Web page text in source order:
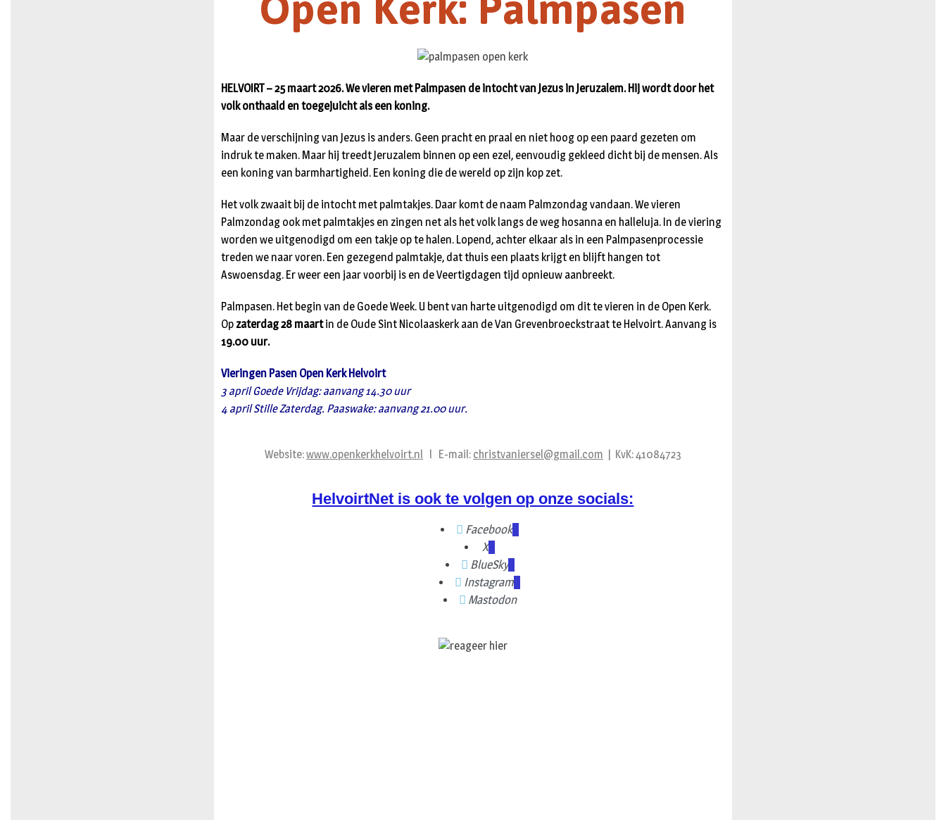
HELVOIRT – 25 maart 2026. We vieren met Palmpasen de intocht van Jezus in Jeruzalem. Hij wordt door het
volk onthaald en toegejuicht als een koning.
Maar de verschijning van Jezus is anders. Geen pracht en praal en niet hoog op een paard gezeten om
indruk te maken. Maar hij treedt Jeruzalem binnen op een ezel, eenvoudig gekleed dicht bij de mensen. Als
een koning van barmhartigheid. Een koning die de wereld op zijn kop zet.
Het volk zwaait bij de intocht met palmtakjes. Daar komt de naam Palmzondag vandaan. We vieren
Palmzondag ook met palmtakjes en zingen net als het volk langs de weg hosanna en halleluja. In de viering
worden we uitgenodigd om een takje op te halen. Lopend, achter elkaar als in een Palmpasenprocessie
treden we naar voren. Een gezegend palmtakje, dat thuis een plaats krijgt en blijft hangen tot
Aswoensdag. Er weer een jaar voorbij is en de Veertigdagen tijd opnieuw aanbreekt.
Palmpasen. Het begin van de Goede Week. U bent van harte uitgenodigd om dit te vieren in de Open Kerk.
Op zaterdag 28 maartin de Oude Sint Nicolaaskerk aan de Van Grevenbroeckstraat te Helvoirt. Aanvang is
19.00 uur.
Vieringen Pasen Open Kerk Helvoirt
3 april Goede Vrijdag: aanvang 14.30 uur
4 april Stille Zaterdag. Paaswake: aanvang 21.00 uur.
Website:www.openkerkhelvoirt.nl l E-mail: christvaniersel@gmail.com | KvK: 41084723
HelvoirtNet is ook te volgen op onze socials:
Facebook
X
BlueSky
Instagram
Mastodon